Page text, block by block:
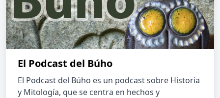
El Podcast del Búho
El Podcast del Búho es un podcast sobre Historia
y Mitología, que se centra en hechos y